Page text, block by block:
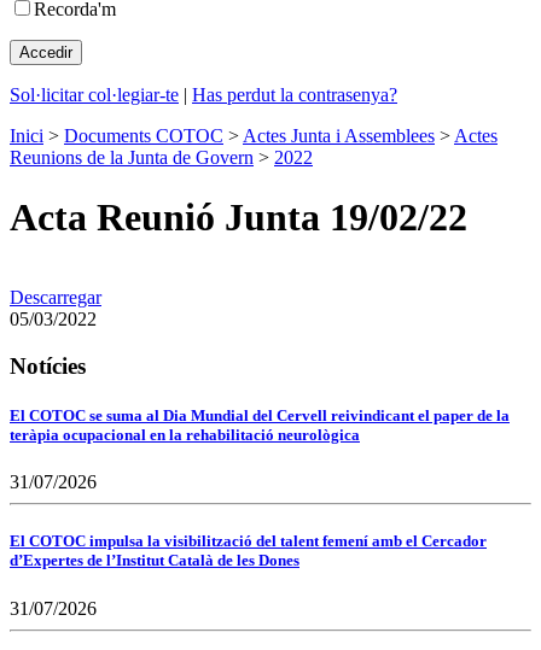
Recorda'm
Sol·licitar col·legiar-te | Has perdut la contrasenya?
Inici > Documents COTOC > Actes Junta i Assemblees > Actes
Reunions de la Junta de Govern > 2022
Acta Reunió Junta 19/02/22
Descarregar
05/03/2022
Notícies
El COTOC se suma al Dia Mundial del Cervell reivindicant el paper de la
teràpia ocupacional en la rehabilitació neurològica
31/07/2026
El COTOC impulsa la visibilització del talent femení amb el Cercador
d’Expertes de l’Institut Català de les Dones
31/07/2026